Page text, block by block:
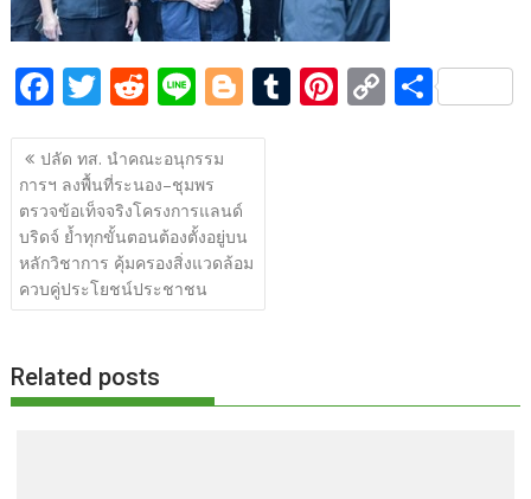
F
ac
e
b
o
o
k
T
w
itt
er
R
e
d
di
t
Li
n
e
Bl
o
er
T Pi C S
แนะแนว
เรื่อง
ปลัด ทส. นำคณะอนุกรรม
การฯ ลงพื้นที่ระนอง–ชุมพร
ตรวจข้อเท็จจริงโครงการแลนด์
บริดจ์ ย้ำทุกขั้นตอนต้องตั้งอยู่บน
หลักวิชาการ คุ้มครองสิ่งแวดล้อม
ควบคู่ประโยชน์ประชาชน
Related posts